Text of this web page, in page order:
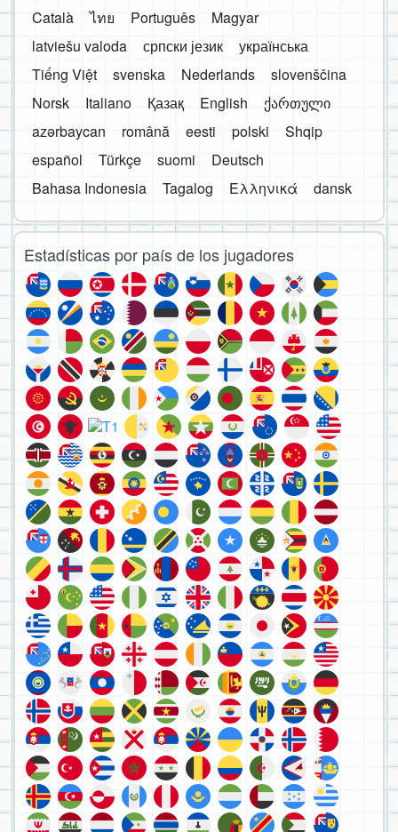
Català
ไทย Português
Magyar
latviešu valoda
српски језик
українська
Tiếng Việt
svenska Nederlands
slovenščina
Norsk
Italiano Қазақ English
ქართული
azərbaycan
română eesti polski
Shqip
español
Türkçe suomi
Deutsch
Bahasa Indonesia
Tagalog Ελληνικά dansk
Estadísticas por país de los jugadores